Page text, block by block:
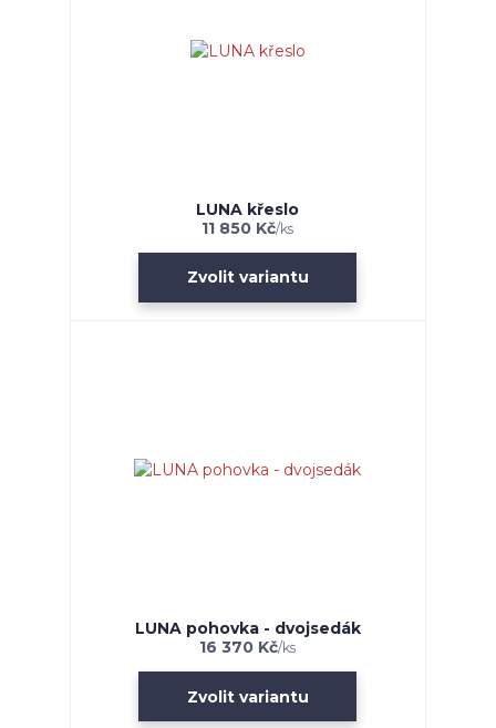
LUNA křeslo
11 850 Kč/ks
Zvolit variantu
LUNA pohovka - dvojsedák
16 370 Kč/ks
Zvolit variantu